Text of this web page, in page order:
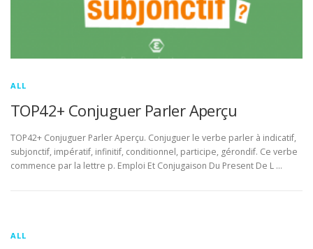
ALL
TOP42+ Conjuguer Parler Aperçu
TOP42+ Conjuguer Parler Aperçu. Conjuguer le verbe parler à indicatif,
subjonctif, impératif, infinitif, conditionnel, participe, gérondif. Ce verbe
commence par la lettre p. Emploi Et Conjugaison Du Present De L …
ALL